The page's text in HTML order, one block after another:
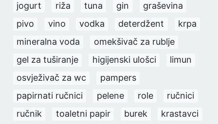
jogurt
riža tuna gin
graševina
pivo
vino vodka deterdžent
krpa
mineralna voda
omekšivač za rublje
gel za tuširanje
higijenski ulošci
limun
osvježivač za wc
pampers
papirnati ručnici
pelene role
ručnici
ručnik
toaletni papir burek
krastavci